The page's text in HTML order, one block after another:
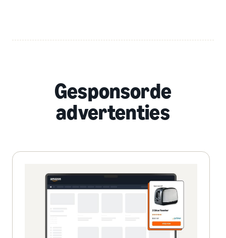
Gesponsorde
advertenties